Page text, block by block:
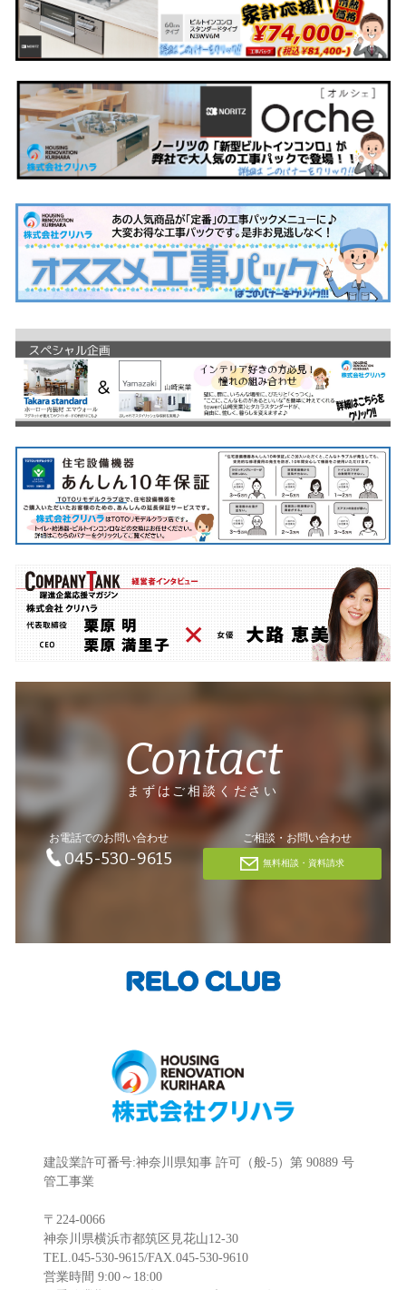
Contact
まずはご相談ください
お電話でのお問い合わせ
045-530-9615
ご相談・お問い合わせ
無料相談・資料請求
建設業許可番号:神奈川県知事 許可（般-5）第 90889 号
管工事業
〒224-0066
神奈川県横浜市都筑区見花山12-30
TEL.045-530-9615/FAX.045-530-9610
営業時間 9:00～18:00